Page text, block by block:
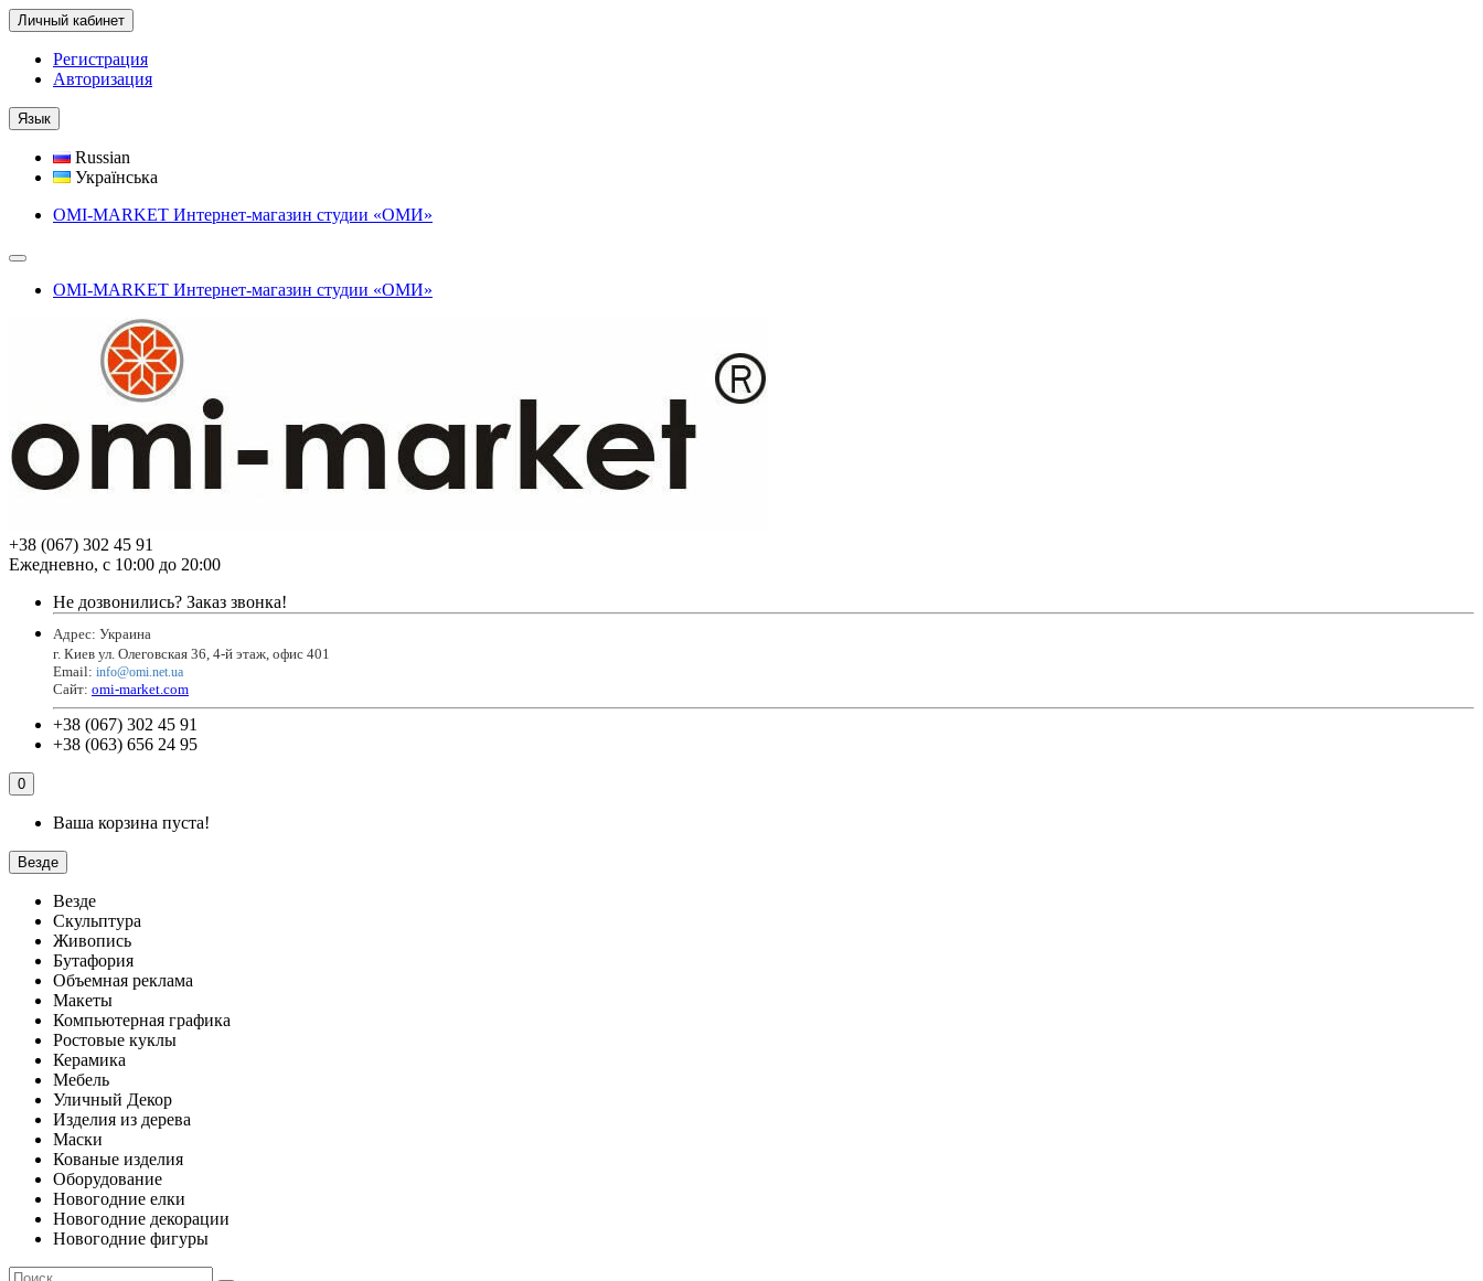
Личный кабинет
Регистрация
Авторизация
Язык
Russian
Українська
OMI-MARKET Интернет-магазин студии «ОМИ»
OMI-MARKET Интернет-магазин студии «ОМИ»
+38 (067) 302 45 91
Ежедневно, с 10:00 до 20:00
Не дозвонились? Заказ звонка!
Адрес: Украина
г. Киев ул. Олеговская 36, 4-й этаж, офис 401
Email: info@omi.net.ua
Сайт: omi-market.com
+38 (067) 302 45 91
+38 (063) 656 24 95
0
Ваша корзина пуста!
Везде
Везде
Скульптура
Живопись
Бутафория
Объемная реклама
Макеты
Компьютерная графика
Ростовые куклы
Керамика
Мебель
Уличный Декор
Изделия из дерева
Маски
Кованые изделия
Оборудование
Новогодние елки
Новогодние декорации
Новогодние фигуры